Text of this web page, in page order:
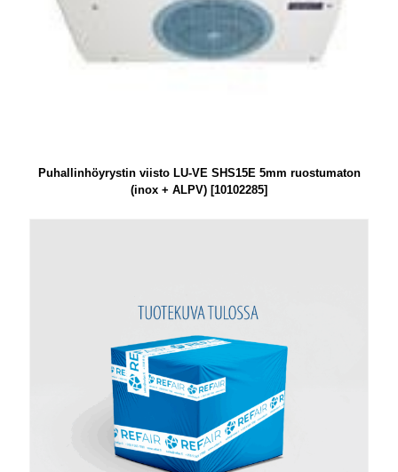
Puhallinhöyrystin viisto LU-VE SHS15E 5mm ruostumaton
(inox + ALPV) [10102285]